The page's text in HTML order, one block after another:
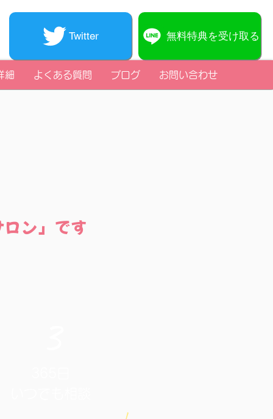
無料特典を受け取る
Twitter
細 よくある質問 ブログ お問い合わせ
ン」です